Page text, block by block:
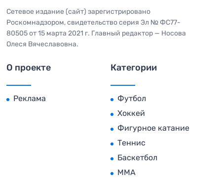
Сетевое издание (сайт) зарегистрировано
Роскомнадзором, свидетельство серия Эл № ФС77-
80505 от 15 марта 2021 г. Главный редактор — Носова
Олеся Вячеславовна.
О проекте
Реклама
Категории
Футбол
Хоккей
Фигурное катание
Теннис
Баскетбол
MMA